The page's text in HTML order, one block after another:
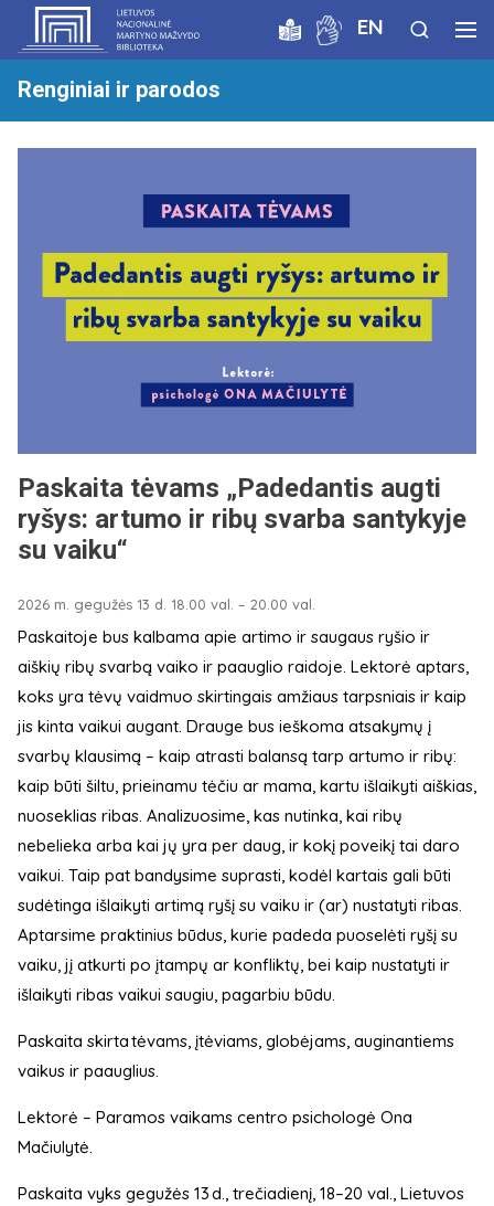
EN
Renginiai ir parodos
Paskaita tėvams „Padedantis augti
ryšys: artumo ir ribų svarba santykyje
su vaiku“
2026 m. gegužės 13 d. 18.00 val. – 20.00 val.
Paskaitoje bus kalbama apie artimo ir saugaus ryšio ir
aiškių ribų svarbą vaiko ir paauglio raidoje. Lektorė aptars,
koks yra tėvų vaidmuo skirtingais amžiaus tarpsniais ir kaip
jis kinta vaikui augant. Drauge bus ieškoma atsakymų į
svarbų klausimą – kaip atrasti balansą tarp artumo ir ribų:
kaip būti šiltu, prieinamu tėčiu ar mama, kartu išlaikyti aiškias,
nuoseklias ribas. Analizuosime, kas nutinka, kai ribų
nebelieka arba kai jų yra per daug, ir kokį poveikį tai daro
vaikui. Taip pat bandysime suprasti, kodėl kartais gali būti
sudėtinga išlaikyti artimą ryšį su vaiku ir (ar) nustatyti ribas.
Aptarsime praktinius būdus, kurie padeda puoselėti ryšį su
vaiku, jį atkurti po įtampų ar konfliktų, bei kaip nustatyti ir
išlaikyti ribas vaikui saugiu, pagarbiu būdu.
Paskaita skirta tėvams, įtėviams, globėjams, auginantiems
vaikus ir paauglius.
Lektorė – Paramos vaikams centro psichologė Ona
Mačiulytė.
Paskaita vyks gegužės 13 d., trečiadienį, 18–20 val., Lietuvos